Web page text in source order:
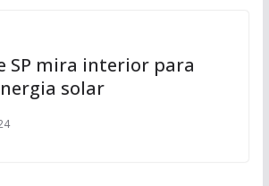
SP mira interior para
solar